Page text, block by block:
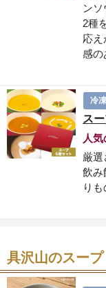
ン
2種
応え
感の
冷
ス
人
厳選
飲み
りも
具沢山のスープ